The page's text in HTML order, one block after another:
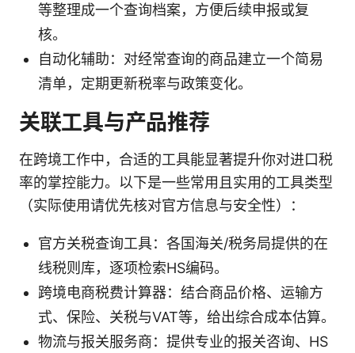
等整理成一个查询档案，方便后续申报或复
核。
自动化辅助：对经常查询的商品建立一个简易
清单，定期更新税率与政策变化。
关联工具与产品推荐
在跨境工作中，合适的工具能显著提升你对进口税
率的掌控能力。以下是一些常用且实用的工具类型
（实际使用请优先核对官方信息与安全性）：
官方关税查询工具：各国海关/税务局提供的在
线税则库，逐项检索HS编码。
跨境电商税费计算器：结合商品价格、运输方
式、保险、关税与VAT等，给出综合成本估算。
物流与报关服务商：提供专业的报关咨询、HS